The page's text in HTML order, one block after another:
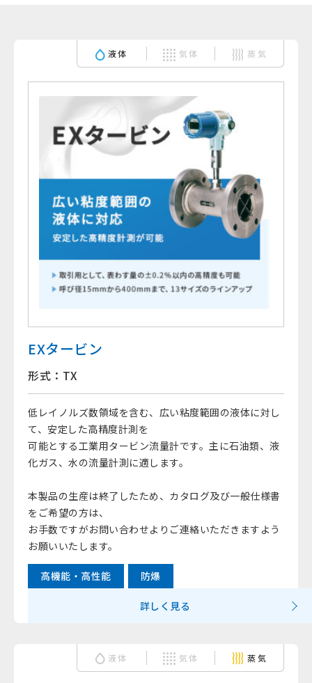
液体 気体 蒸気
EXタービン
形式：TX
低レイノルズ数領域を含む、広い粘度範囲の液体に対し
て、安定した高精度計測を
可能とする工業用タービン流量計です。主に石油類、液
化ガス、水の流量計測に適します。
本製品の生産は終了したため、カタログ及び一般仕様書
をご希望の方は、
お手数ですがお問い合わせよりご連絡いただきますよう
お願いいたします。
高機能・高性能 防爆
詳しく見る
液体 気体 蒸気